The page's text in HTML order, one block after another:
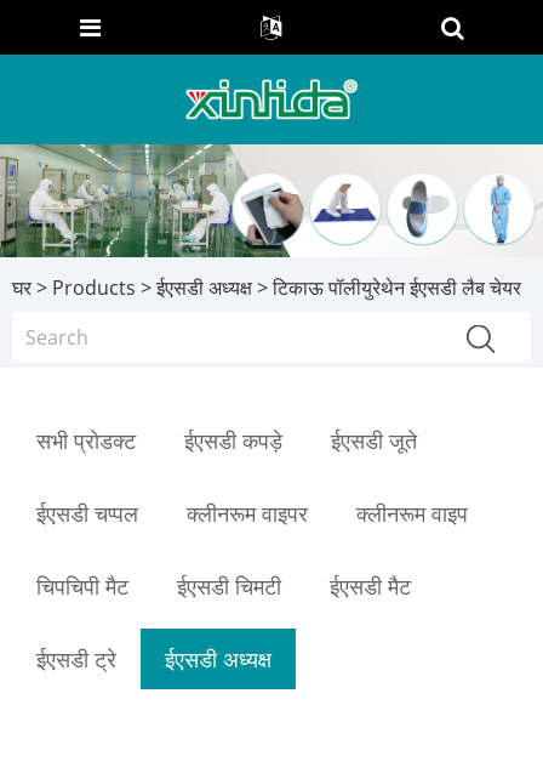
घर> Products >ईएसडी अध्यक्ष> टिकाऊ पॉलीयुरेथेन ईएसडी लैब चेयर
सभी प्रोडक्ट ईएसडी कपड़े ईएसडी जूते
ईएसडी चप्पल क्लीनरूम वाइपर क्लीनरूम वाइप
चिपचिपी मैट ईएसडी चिमटी ईएसडी मैट
ईएसडी ट्रे ईएसडी अध्यक्ष